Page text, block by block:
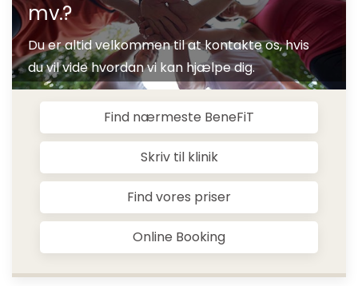
mv.?
Du er altid velkommen til at kontakte os, hvis
du vil vide hvordan vi kan hjælpe dig.
Find nærmeste BeneFiT
Skriv til klinik
Find vores priser
Online Booking